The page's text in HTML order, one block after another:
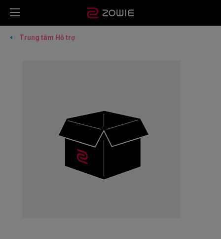
Trung tâm Hỗ trợ